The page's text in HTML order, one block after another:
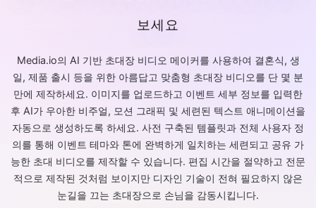
보세요
Media.io의 AI 기반 초대장 비디오 메이커를 사용하여 결혼식, 생
일, 제품 출시 등을 위한 아름답고 맞춤형 초대장 비디오를 단 몇 분
만에 제작하세요. 이미지를 업로드하고 이벤트 세부 정보를 입력한
후 AI가 우아한 비주얼, 모션 그래픽 및 세련된 텍스트 애니메이션을
자동으로 생성하도록 하세요. 사전 구축된 템플릿과 전체 사용자 정
의를 통해 이벤트 테마와 톤에 완벽하게 일치하는 세련되고 공유 가
능한 초대 비디오를 제작할 수 있습니다. 편집 시간을 절약하고 전문
적으로 제작된 것처럼 보이지만 디자인 기술이 전혀 필요하지 않은
눈길을 끄는 초대장으로 손님을 감동시킵니다.